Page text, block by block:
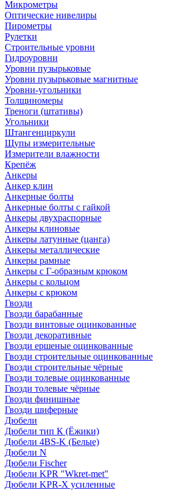
Микрометры
Оптические нивелиры
Пирометры
Рулетки
Строительные уровни
Гидроуровни
Уровни пузырьковые
Уровни пузырьковые магнитные
Уровни-угольники
Толщиномеры
Треноги (штативы)
Угольники
Штангенциркули
Щупы измерительные
Измерители влажности
Крепёж
Анкеры
Анкер клин
Анкерные болты
Анкерные болты с гайкой
Анкеры двухраспорные
Анкеры клиновые
Анкеры латунные (цанга)
Анкеры металлические
Анкеры рамные
Анкеры с Г-образным крюком
Анкеры с кольцом
Анкеры с крюком
Гвозди
Гвозди барабанные
Гвозди винтовые оцинкованные
Гвозди декоративные
Гвозди ершеные оцинкованные
Гвозди строительные оцинкованные
Гвозди строительные чёрные
Гвозди толевые оцинкованные
Гвозди толевые чёрные
Гвозди финишные
Гвозди шиферные
Дюбели
Дюбели тип К (Ёжики)
Дюбели 4BS-K (Белые)
Дюбели N
Дюбели Fischer
Дюбели KPR "Wkret-met"
Дюбели KPR-Х усиленные